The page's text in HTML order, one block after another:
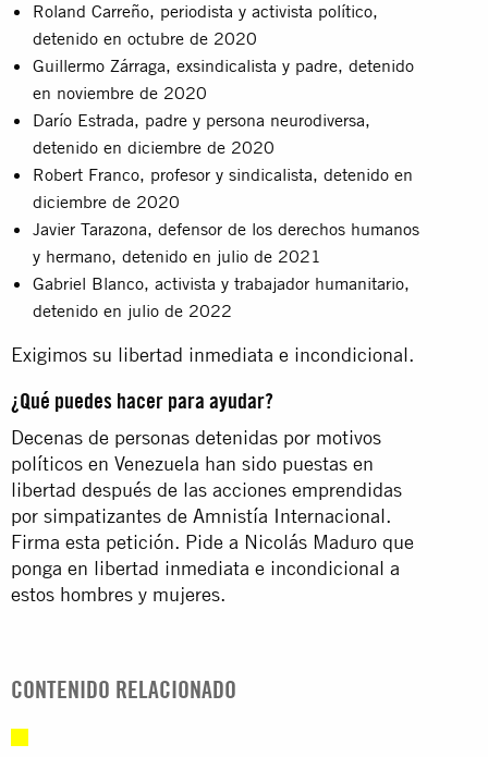
Roland Carreño, periodista y activista político,
detenido en octubre de 2020
Guillermo Zárraga, exsindicalista y padre, detenido
en noviembre de 2020
Darío Estrada, padre y persona neurodiversa,
detenido en diciembre de 2020
Robert Franco, profesor y sindicalista, detenido en
diciembre de 2020
Javier Tarazona, defensor de los derechos humanos
y hermano, detenido en julio de 2021
Gabriel Blanco, activista y trabajador humanitario,
detenido en julio de 2022
Exigimos su libertad inmediata e incondicional.
¿Qué puedes hacer para ayudar?
Decenas de personas detenidas por motivos
políticos en Venezuela han sido puestas en
libertad después de las acciones emprendidas
por simpatizantes de Amnistía Internacional.
Firma esta petición. Pide a Nicolás Maduro que
ponga en libertad inmediata e incondicional a
estos hombres y mujeres.
CONTENIDO RELACIONADO